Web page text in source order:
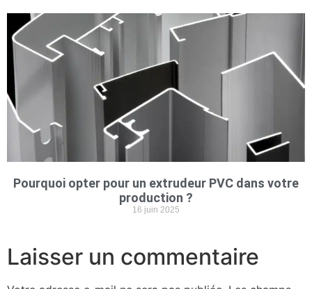
Pourquoi opter pour un extrudeur PVC dans votre
production ?
16 juin 2025
Laisser un commentaire